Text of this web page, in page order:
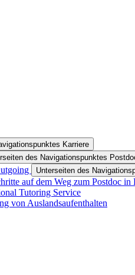
Karriere
des Navigationspunktes
Unterseiten des
auf dem Weg zum Postdoc in
Tutoring Service
von Auslandsaufenthalten